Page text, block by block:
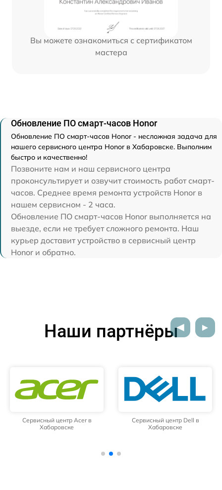
Вы можете ознакомиться с сертификатом
мастера
Обновление ПО смарт-часов Honor
Обновление ПО смарт-часов Honor - несложная задача для
нашего сервисного центра Honor в Хабаровске. Выполним
быстро и качественно!
Позвоните нам и наш сервисного центра
проконсультирует и озвучит стоимость работ смарт-
часов. Среднее время ремонта устройств Honor в
нашем сервисном - 2 часа.
Обновление ПО смарт-часов Honor выполняется на
выезде, если не требует сложного ремонта. Наш
курьер доставит устройство в сервисный центр
Honor и обратно.
Наши партнёры
Сервисный центр Acer в
Хабаровске
Сервисный центр Dell в
Хабаровске